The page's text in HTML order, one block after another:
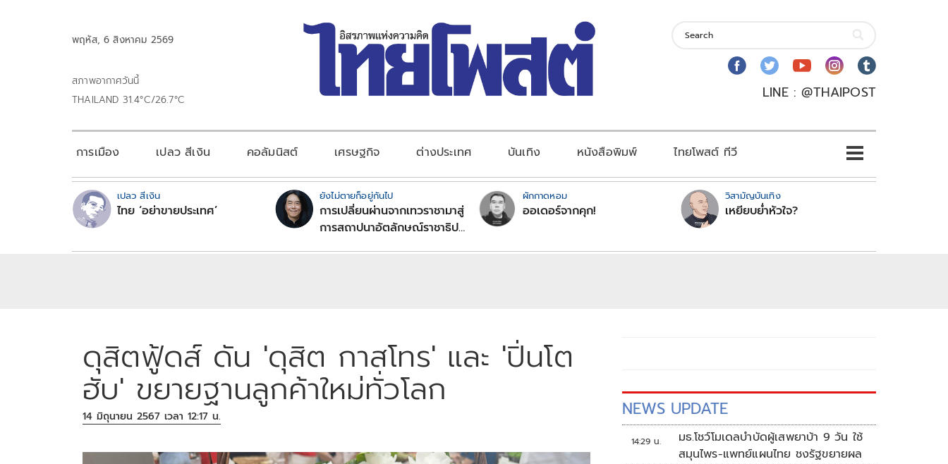
พฤหัส, 6 สิงหาคม 2569
สภาพอากาศวันนี้
THAILAND 31.4°C/26.7°C
LINE : @THAIPOST
การเมือง เปลว สีเงิน คอลัมนิสต์ เศรษฐกิจ ต่างประเทศ บันเทิง หนังสือพิมพ์ ไทยโพสต์ ทีวี
เปลว สีเงิน
ไทย ‘อย่าขายประเทศ’
ยังไม่ตายก็อยู่กันไป
การเปลี่ยนผ่านจากเทวราชามาสู่
การสถาปนาอัตลักษณ์ราชาธิป
ผักกาดหอม
ออเดอร์จากคุก!
วิสามัญบันเทิง
เหยียบย่ำหัวใจ?
ดุสิตฟู้ดส์ ดัน 'ดุสิต กาสโทร' และ 'ปิ่นโต
ฮับ' ขยายฐานลูกค้าใหม่ทั่วโลก
14 มิถุนายน 2567 เวลา 12:17 น. NEWS UPDATE
14:29 น.
มธ.โชว์โมเดลบำบัดผู้เสพยาบ้า 9 วัน ใช้
สมุนไพร-แพทย์แผนไทย ชงรัฐขยายผล